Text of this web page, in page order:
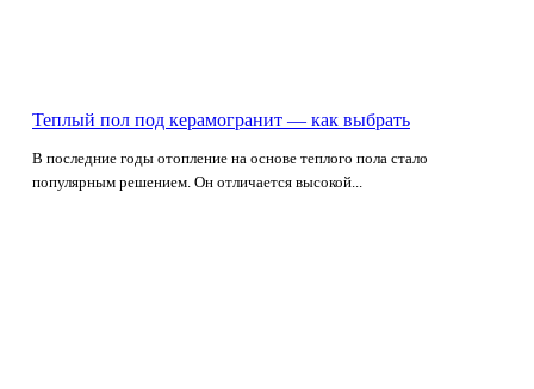
Теплый пол под керамогранит — как выбрать
В последние годы отопление на основе теплого пола стало
популярным решением. Он отличается высокой...